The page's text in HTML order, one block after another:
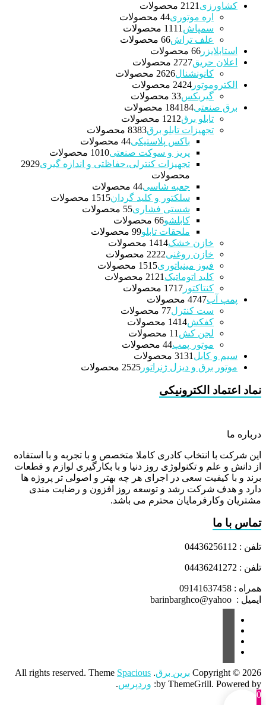
کشاورزی 21 21 محصولات
اره موتوری 44 محصولات
سمپاش
11 11 محصولات
علف تراش 66 محصولات
استابلایزر
66 محصولات
اعلان حریق
2727 محصولات
کانونشنال
2626 محصولات
الکتروموتور
2424 محصولات
گیربکس 33 محصولات
برق صنعتی
184184 محصولات
تابلو برق
1212 محصولات
تجهیزات تابلو برق
8383 محصولات
باکس پلاستیکی 44 محصولات
پریز و سوکت صنعتی
1010 محصولات
تجهیزات کنترلی،حفاظتی و اندازه گیری
2929
محصولات
جعبه شاسی 44 محصولات
سلکتور و کلید گردان
1515 محصولات
شستی فشاری 55 محصولات
کابلشو 66 محصولات
ملحقات تابلو 99 محصولات
خازن خشک
1414 محصولات
خازن روغنی
2222 محصولات
فیوز مینیاتوری
1515 محصولات
کلید اتوماتیک
21 21 محصولات
کنتاکتور
1717 محصولات
پمپ آب
4747 محصولات
ست کنترل 77 محصولات
کفکش
1414 محصولات
لجن کش
1 1 محصولات
موتور پمپ 44 محصولات
سیم و کابل
3131 محصولات
موتور برق و دیزل ژنراتور
2525 محصولات
نماد اعتماد الکترونیکی
درباره ما
این شرکت با انتخاب کادری کاملا متخصص و با تجربه و با استفاده
از دانش و علم و تکنولوژی روز دنیا و با بکارگیری لوازم و قطعات
برند و با کیفیت سعی در اجرای هر چه بهتر و اصولی تر پروژه ها
دارد و هدف شرکت رشد و توسعه روز افزون و رضایت مندی
مشتریان وکارفرمایان محترم می باشد.
تماس با ما
تلفن : 04436256112
تلفن : 04436241272
همراه : 09141637458
ایمیل : barinbarghco@yahoo
Copyright © 2026 برین برق. All rights reserved. Theme
Spacious
by ThemeGrill. Powered by: وردپرس.
0